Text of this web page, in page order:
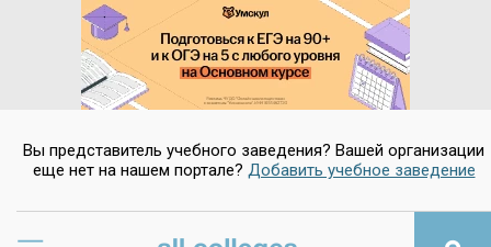
Вы представитель учебного заведения? Вашей организации
еще нет на нашем портале? Добавить учебное заведение